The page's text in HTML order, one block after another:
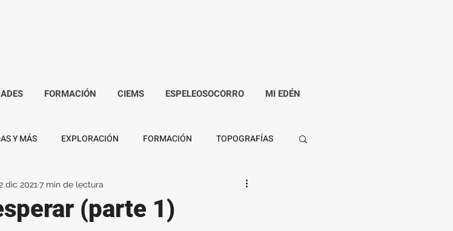
FORMACIÓN CIEMS ESPELEOSOCORRO MI EDÉN
Y MÁS EXPLORACIÓN FORMACIÓN TOPOGRAFÍAS
(parte 1)
dic 2021 7 min de lectura